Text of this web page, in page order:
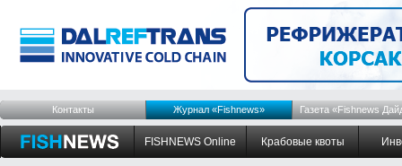
Контакты Журнал «Fishnews» Газета «Fishnews
FISHNEWS Online Крабовые квоты